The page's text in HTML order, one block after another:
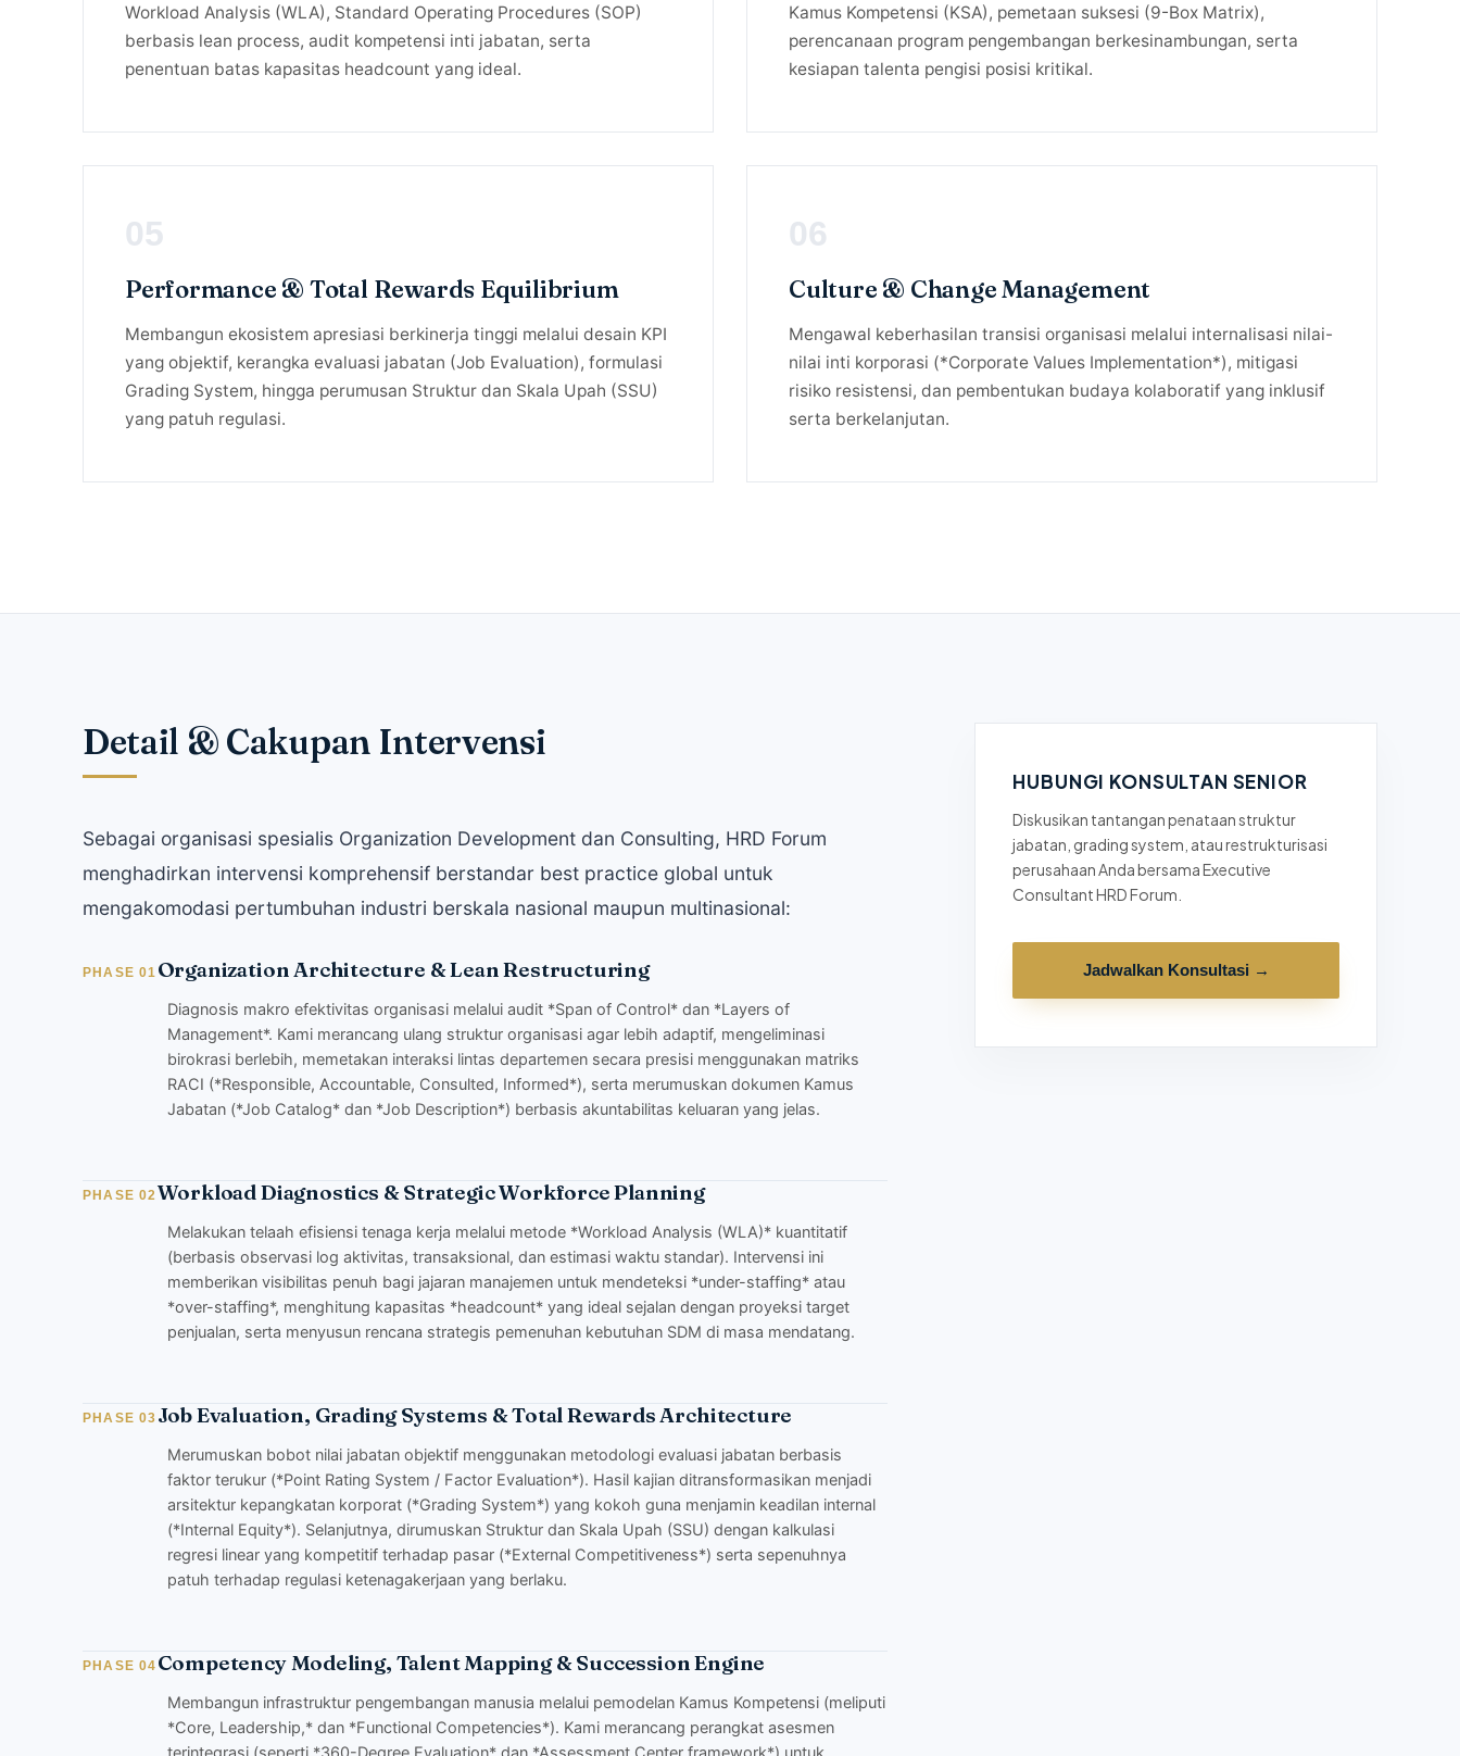
Workload Analysis (WLA), Standard Operating Procedures (SOP)
berbasis lean process, audit kompetensi inti jabatan, serta
penentuan batas kapasitas headcount yang ideal.
Kamus Kompetensi (KSA), pemetaan suksesi (9-Box Matrix),
perencanaan program pengembangan berkesinambungan, serta
kesiapan talenta pengisi posisi kritikal.
05
Performance & Total Rewards Equilibrium
Membangun ekosistem apresiasi berkinerja tinggi melalui desain KPI
yang objektif, kerangka evaluasi jabatan (Job Evaluation), formulasi
Grading System, hingga perumusan Struktur dan Skala Upah (SSU)
yang patuh regulasi.
06
Culture & Change Management
Mengawal keberhasilan transisi organisasi melalui internalisasi nilai-
nilai inti korporasi (*Corporate Values Implementation*), mitigasi
risiko resistensi, dan pembentukan budaya kolaboratif yang inklusif
serta berkelanjutan.
Detail & Cakupan Intervensi
Sebagai organisasi spesialis Organization Development dan Consulting, HRD Forum
menghadirkan intervensi komprehensif berstandar best practice global untuk
mengakomodasi pertumbuhan industri berskala nasional maupun multinasional:
PHASE 01 Organization Architecture & Lean Restructuring
Diagnosis makro efektivitas organisasi melalui audit *Span of Control* dan *Layers of
Management*. Kami merancang ulang struktur organisasi agar lebih adaptif, mengeliminasi
birokrasi berlebih, memetakan interaksi lintas departemen secara presisi menggunakan matriks
RACI (*Responsible, Accountable, Consulted, Informed*), serta merumuskan dokumen Kamus
Jabatan (*Job Catalog* dan *Job Description*) berbasis akuntabilitas keluaran yang jelas.
PHASE 02 Workload Diagnostics & Strategic Workforce Planning
Melakukan telaah efisiensi tenaga kerja melalui metode *Workload Analysis (WLA)* kuantitatif
(berbasis observasi log aktivitas, transaksional, dan estimasi waktu standar). Intervensi ini
memberikan visibilitas penuh bagi jajaran manajemen untuk mendeteksi *under-staffing* atau
*over-staffing*, menghitung kapasitas *headcount* yang ideal sejalan dengan proyeksi target
penjualan, serta menyusun rencana strategis pemenuhan kebutuhan SDM di masa mendatang.
PHASE 03 Job Evaluation, Grading Systems & Total Rewards Architecture
Merumuskan bobot nilai jabatan objektif menggunakan metodologi evaluasi jabatan berbasis
faktor terukur (*Point Rating System / Factor Evaluation*). Hasil kajian ditransformasikan menjadi
arsitektur kepangkatan korporat (*Grading System*) yang kokoh guna menjamin keadilan internal
(*Internal Equity*). Selanjutnya, dirumuskan Struktur dan Skala Upah (SSU) dengan kalkulasi
regresi linear yang kompetitif terhadap pasar (*External Competitiveness*) serta sepenuhnya
patuh terhadap regulasi ketenagakerjaan yang berlaku.
PHASE 04 Competency Modeling, Talent Mapping & Succession Engine
Membangun infrastruktur pengembangan manusia melalui pemodelan Kamus Kompetensi (meliputi
*Core, Leadership,* dan *Functional Competencies*). Kami merancang perangkat asesmen
HUBUNGI KONSULTAN SENIOR
Diskusikan tantangan penataan struktur
jabatan, grading system, atau restrukturisasi
perusahaan Anda bersama Executive
Consultant HRD Forum.
Jadwalkan Konsultasi →